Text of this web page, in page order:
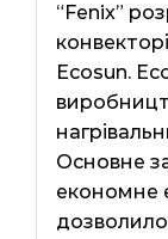
“Fenix”
Ecosun.
Основне
економне